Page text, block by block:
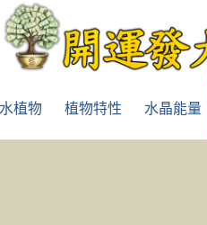
植物 植物特性 水晶能量